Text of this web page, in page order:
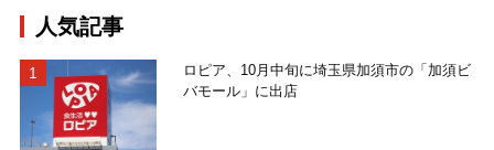
人気記事
ロピア、10月中旬に埼玉県加須市の「加須ビ
バモール」に出店